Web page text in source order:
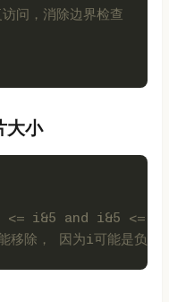
问，消除边界检查
大小
i&5 and i&5 <= 5
除， 因为i可能是负数